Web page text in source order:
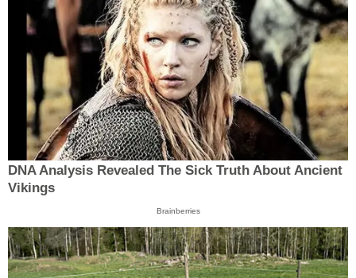
DNA Analysis Revealed The Sick Truth About Ancient
Vikings
Brainberries